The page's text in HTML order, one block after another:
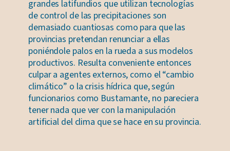
grandes latifundios que utilizan tecnologías
de control de las precipitaciones son
demasiado cuantiosas como para que las
provincias pretendan renunciar a ellas
poniéndole palos en la rueda a sus modelos
productivos. Resulta conveniente entonces
culpar a agentes externos, como el “cambio
climático” o la crisis hídrica que, según
funcionarios como Bustamante, no pareciera
tener nada que ver con la manipulación
artificial del clima que se hace en su provincia.